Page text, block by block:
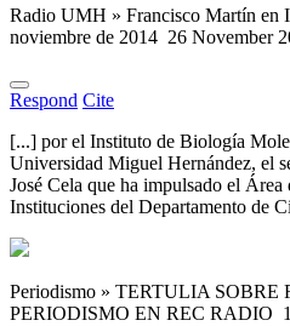
Radio UMH » Francisco Martín en
noviembre de 2014 26 November
Respond Cite
[...] por el Instituto de Biología
Universidad Miguel Hernández, el
José Cela que ha impulsado el
Instituciones del Departamento de
Periodismo » TERTULIA
PERIODISMO EN REC RADIO